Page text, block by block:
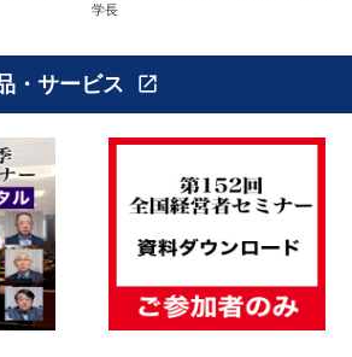
学長
・サービス open_in_new